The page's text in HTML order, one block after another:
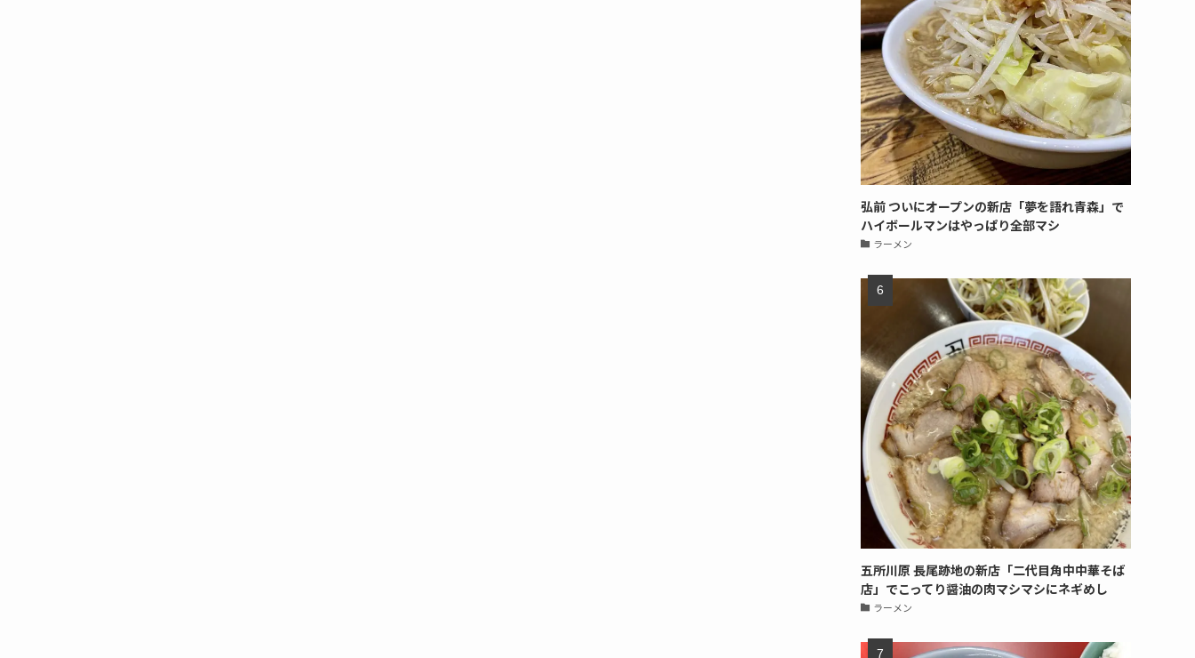
弘前 ついにオープンの新店「夢を語れ青森」で
ハイボールマンはやっぱり全部マシ
ラーメン
五所川原 長尾跡地の新店「二代目角中中華そば
店」でこってり醤油の肉マシマシにネギめし
ラーメン